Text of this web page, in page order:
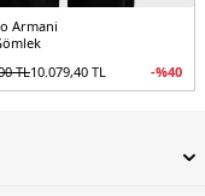
Armani
TL10.079,40 TL -%40